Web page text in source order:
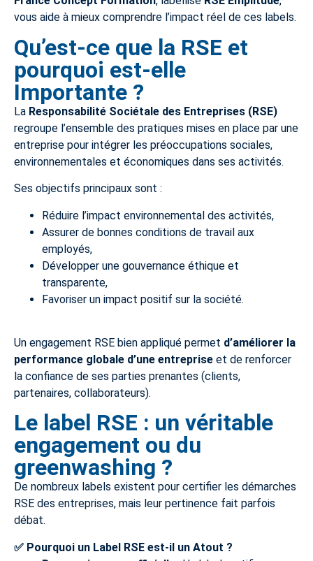
vous aide à mieux comprendre l’impact réel de ces labels.
Qu’est-ce que la RSE et
pourquoi est-elle
Importante ?
La Responsabilité Sociétale des Entreprises (RSE)
regroupe l’ensemble des pratiques mises en place par une
entreprise pour intégrer les préoccupations sociales,
environnementales et économiques dans ses activités.
Ses objectifs principaux sont :
Réduire l’impact environnemental des activités,
Assurer de bonnes conditions de travail aux
employés,
Développer une gouvernance éthique et
transparente,
Favoriser un impact positif sur la société.
Un engagement RSE bien appliqué permet d’améliorer la
performance globale d’une entreprise et de renforcer
la confiance de ses parties prenantes (clients,
partenaires, collaborateurs).
Le label RSE : un véritable
engagement ou du
greenwashing ?
De nombreux labels existent pour certifier les démarches
RSE des entreprises, mais leur pertinence fait parfois
débat.
✅ Pourquoi un Label RSE est-il un Atout ?